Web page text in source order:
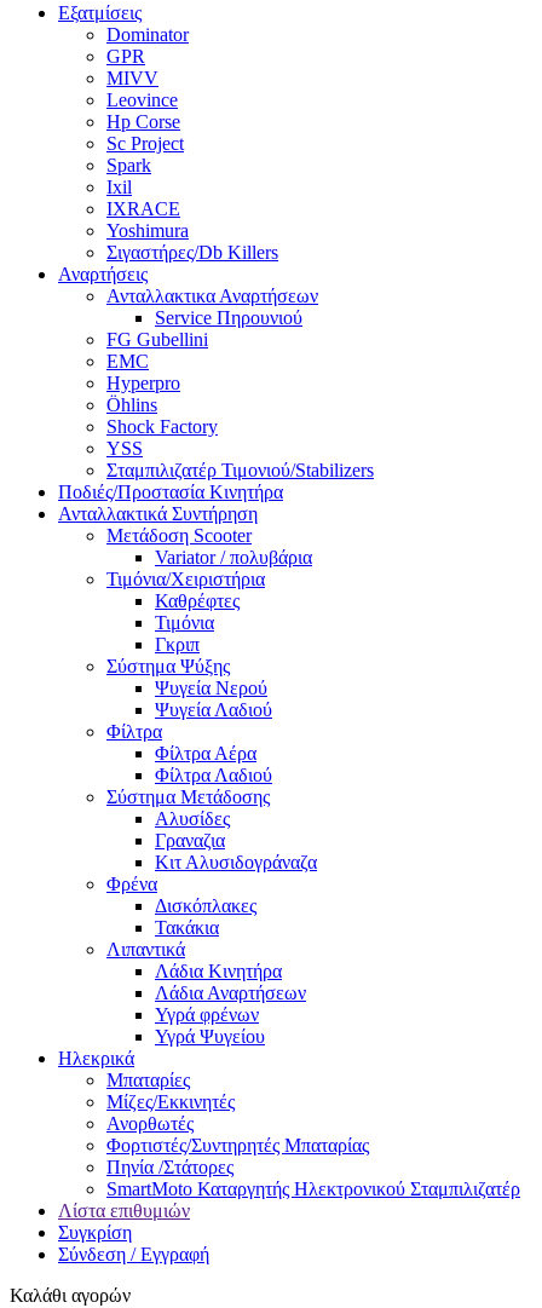
Εξατμίσεις
Dominator
GPR
MIVV
Leovince
Hp Corse
Sc Project
Spark
Ixil
IXRACE
Yoshimura
Σιγαστήρες/Db Killers
Αναρτήσεις
Ανταλλακτικα Αναρτήσεων
Service Πηρουνιού
FG Gubellini
EMC
Hyperpro
Öhlins
Shock Factory
YSS
Σταμπιλιζατέρ Τιμονιού/Stabilizers
Ποδιές/Προστασία Κινητήρα
Ανταλλακτικά Συντήρηση
Μετάδοση Scooter
Variator / πολυβάρια
Τιμόνια/Χειριστήρια
Καθρέφτες
Τιμόνια
Γκριπ
Σύστημα Ψύξης
Ψυγεία Νερού
Ψυγεία Λαδιού
Φίλτρα
Φίλτρα Αέρα
Φίλτρα Λαδιού
Σύστημα Μετάδοσης
Αλυσίδες
Γραναζια
Κιτ Αλυσιδογράναζα
Φρένα
Δισκόπλακες
Τακάκια
Λιπαντικά
Λάδια Κινητήρα
Λάδια Αναρτήσεων
Υγρά φρένων
Υγρά Ψυγείου
Ηλεκρικά
Μπαταρίες
Μίζες/Εκκινητές
Ανορθωτές
Φορτιστές/Συντηρητές Μπαταρίας
Πηνία /Στάτορες
SmartMoto Καταργητής Ηλεκτρονικού Σταμπιλιζατέρ
Λίστα επιθυμιών
Συγκρίση
Σύνδεση / Εγγραφή
Καλάθι αγορών